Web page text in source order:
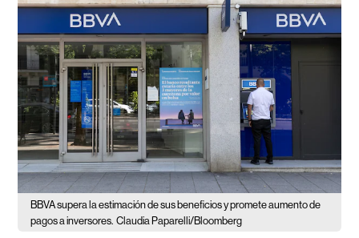
BBVA supera la estimación de sus beneficios y promete aumento de
pagos a inversores. Claudia Paparelli/Bloomberg